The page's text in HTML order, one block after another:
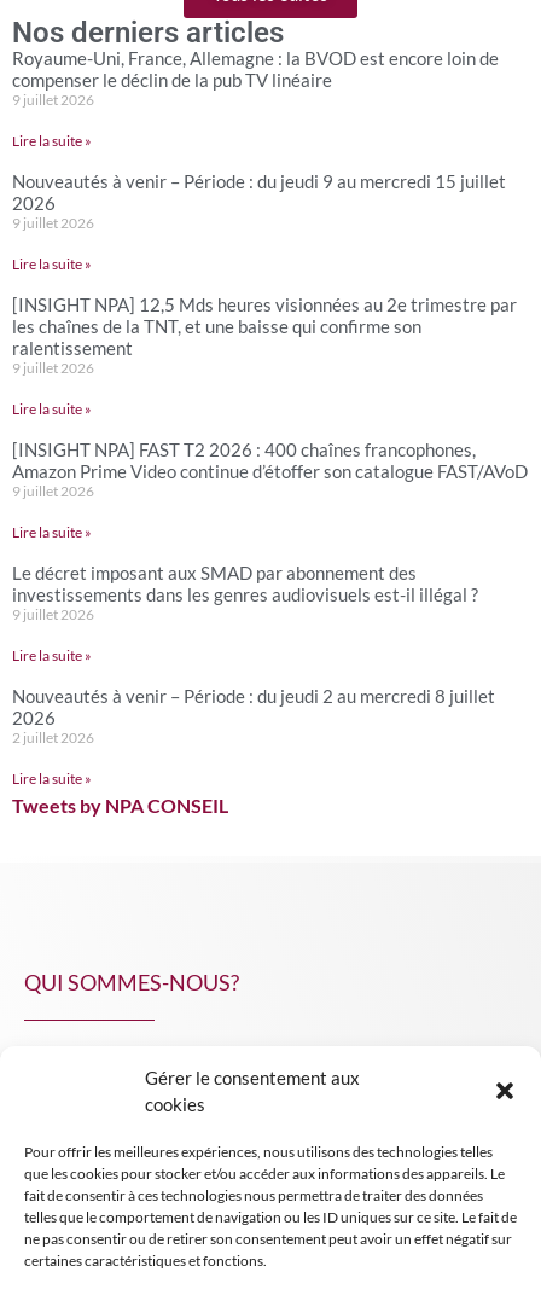
Gérer le consentement aux
cookies
Pour offrir les meilleures expériences, nous utilisons des technologies telles
que les cookies pour stocker et/ou accéder aux informations des appareils. Le
fait de consentir à ces technologies nous permettra de traiter des données
telles que le comportement de navigation ou les ID uniques sur ce site. Le fait de
ne pas consentir ou de retirer son consentement peut avoir un effet négatif sur
certaines caractéristiques et fonctions.
Nos derniers articles
Royaume-Uni, France, Allemagne : la BVOD est encore loin de
compenser le déclin de la pub TV linéaire
9 juillet 2026
Lire la suite »
Nouveautés à venir – Période : du jeudi 9 au mercredi 15 juillet
2026
9 juillet 2026
Lire la suite »
[INSIGHT NPA] 12,5 Mds heures visionnées au 2e trimestre par
les chaînes de la TNT, et une baisse qui confirme son
ralentissement
9 juillet 2026
Lire la suite »
[INSIGHT NPA] FAST T2 2026 : 400 chaînes francophones,
Amazon Prime Video continue d’étoffer son catalogue FAST/AVoD
9 juillet 2026
Lire la suite »
Le décret imposant aux SMAD par abonnement des
investissements dans les genres audiovisuels est-il illégal ?
9 juillet 2026
Lire la suite »
Nouveautés à venir – Période : du jeudi 2 au mercredi 8 juillet
2026
2 juillet 2026
Lire la suite »
Tweets by NPA CONSEIL
QUI SOMMES-NOUS?
INSIGHT NPA